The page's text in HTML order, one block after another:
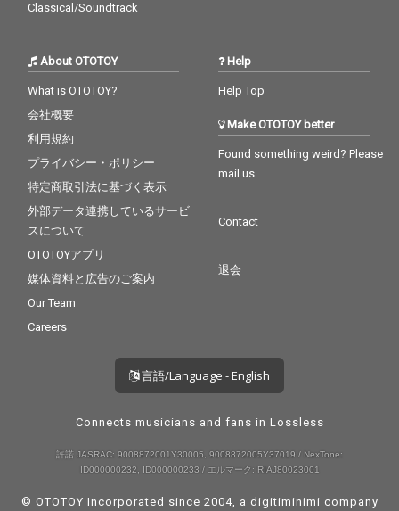
Classical/Soundtrack
About OTOTOY
What is OTOTOY?
会社概要
利用規約
プライバシー・ポリシー
特定商取引法に基づく表示
外部データ連携しているサービ
スについて
OTOTOYアプリ
媒体資料と広告のご案内
Our Team
Careers
Help
Help Top
Make OTOTOY better
Found something weird? Please
mail us
Contact
退会
言語/Language - English
Connects musicians and fans in Lossless
許諾 JASRAC: 9008872001Y30005, 9008872005Y37019 / NexTone:
ID000000232, ID000000233 / エルマーク: RIAJ80023001
© OTOTOY Incorporated since 2004, a digitiminimi company